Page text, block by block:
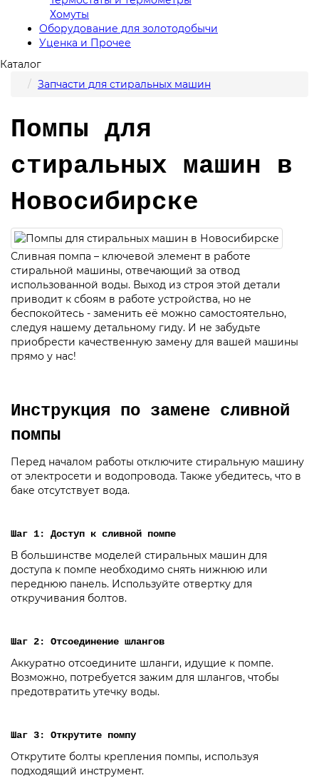
Хомуты
Оборудование для золотодобычи
Уценка и Прочее
Каталог
Запчасти для стиральных машин
Помпы для
стиральных машин в
Новосибирске
Сливная помпа – ключевой элемент в работе
стиральной машины, отвечающий за отвод
использованной воды. Выход из строя этой детали
приводит к сбоям в работе устройства, но не
беспокойтесь - заменить её можно самостоятельно,
следуя нашему детальному гиду. И не забудьте
приобрести качественную замену для вашей машины
прямо у нас!
Инструкция по замене сливной
помпы
Перед началом работы отключите стиральную машину
от электросети и водопровода. Также убедитесь, что в
баке отсутствует вода.
Шаг 1: Доступ к сливной помпе
В большинстве моделей стиральных машин для
доступа к помпе необходимо снять нижнюю или
переднюю панель. Используйте отвертку для
откручивания болтов.
Шаг 2: Отсоединение шлангов
Аккуратно отсоедините шланги, идущие к помпе.
Возможно, потребуется зажим для шлангов, чтобы
предотвратить утечку воды.
Шаг 3: Открутите помпу
Открутите болты крепления помпы, используя
подходящий инструмент.